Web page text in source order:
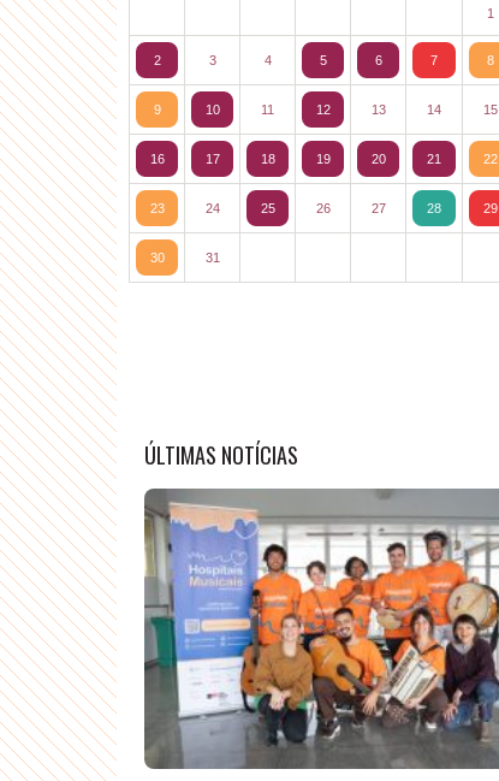
1
2 3 4 5 6 7 8
9 10 11 12 13 14 15
16 17 18 19 20 21 22
23 24 25 26 27 28 29
30 31
ÚLTIMAS NOTÍCIAS